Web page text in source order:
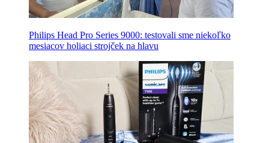
Philips Head Pro Series 9000: testovali sme niekoľko
mesiacov holiaci strojček na hlavu